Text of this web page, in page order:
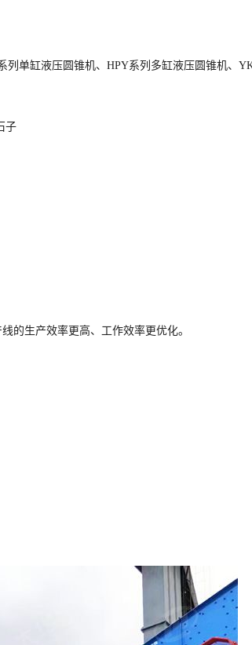
单缸液压圆锥机、HPY系列多缸液压圆锥机、
子
生产效率更高、工作效率更优化。